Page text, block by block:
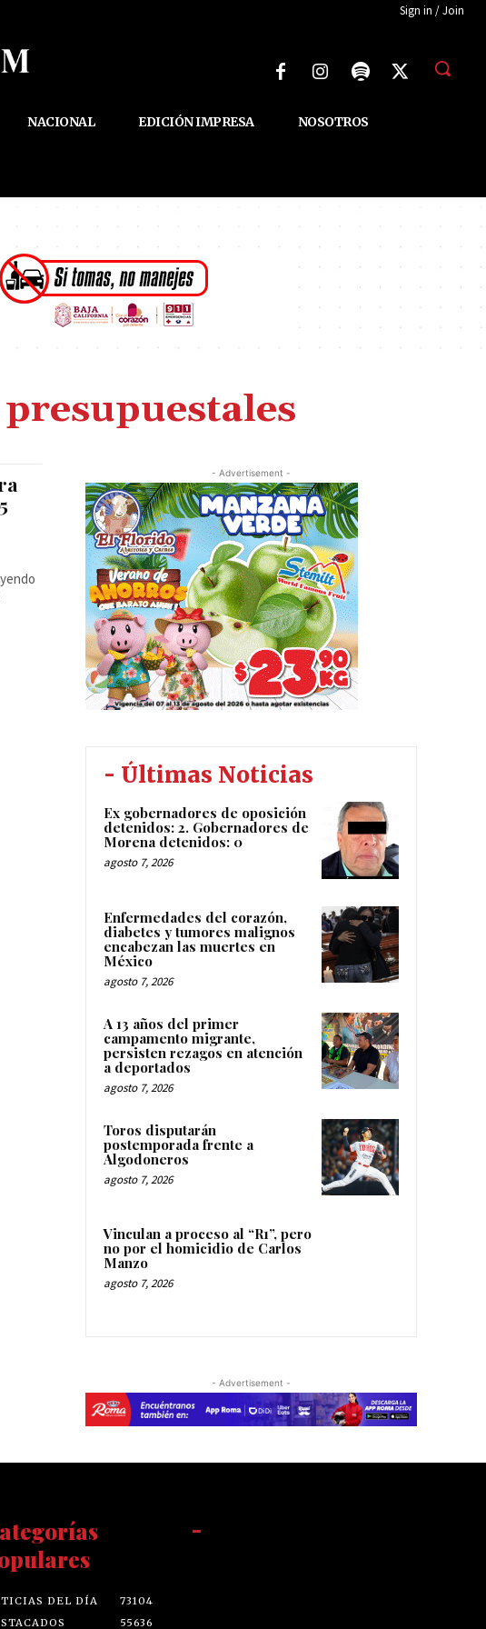
Sign in / Join
NACIONAL EDICIÓN IMPRESA NOSOTROS
- Advertisement -
- Últimas Noticias
Ex gobernadores de oposición
detenidos: 2. Gobernadores de
Morena detenidos: 0
agosto 7, 2026
Enfermedades del corazón,
diabetes y tumores malignos
encabezan las muertes en
México
agosto 7, 2026
A 13 años del primer
campamento migrante,
persisten rezagos en atención
a deportados
agosto 7, 2026
Toros disputarán
postemporada frente a
Algodoneros
agosto 7, 2026
Vinculan a proceso al “R1”, pero
no por el homicidio de Carlos
Manzo
agosto 7, 2026
- Advertisement -
DEL DÍA
73104
55636
-